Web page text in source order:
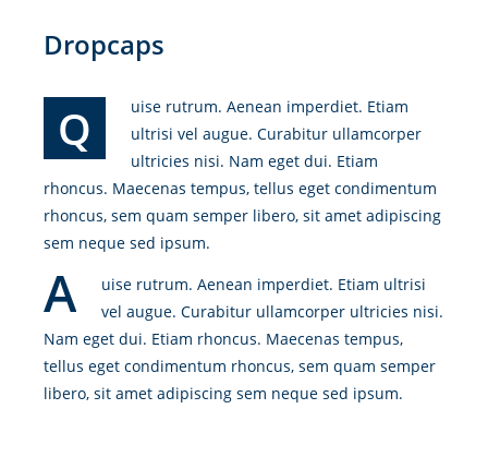
Dropcaps
Q
uise rutrum. Aenean imperdiet. Etiam
ultrisi vel augue. Curabitur ullamcorper
ultricies nisi. Nam eget dui. Etiam
rhoncus. Maecenas tempus, tellus eget condimentum
rhoncus, sem quam semper libero, sit amet adipiscing
sem neque sed ipsum.
A
uise rutrum. Aenean imperdiet. Etiam ultrisi
vel augue. Curabitur ullamcorper ultricies nisi.
Nam eget dui. Etiam rhoncus. Maecenas tempus,
tellus eget condimentum rhoncus, sem quam semper
libero, sit amet adipiscing sem neque sed ipsum.